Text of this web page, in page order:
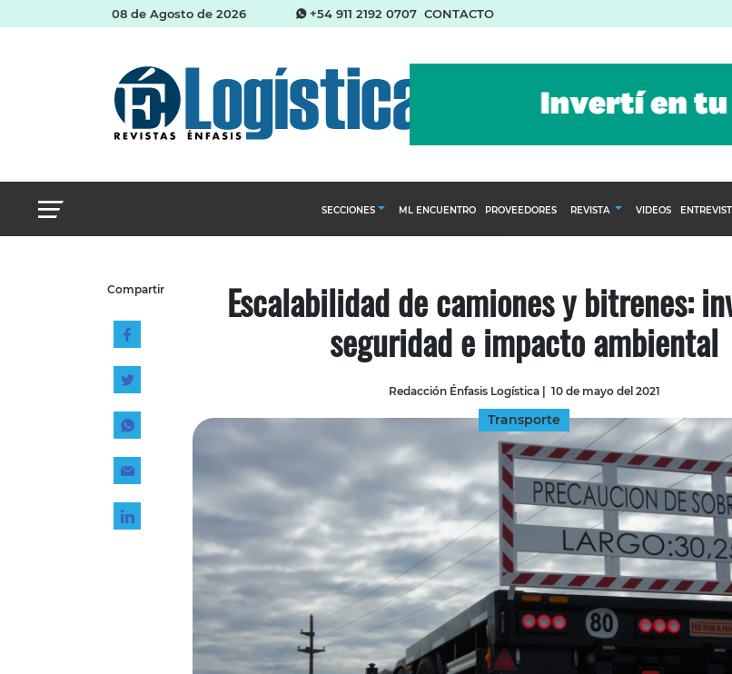
08 de Agosto de 2026 +54 911 2192 0707 CONTACTO
SECCIONES
Almacenes e inventarios
Cadena de Suministro del Agro
Logística y distribución
Management
Tecnología
ML ENCUENTRO PROVEEDORES REVISTA
INGRESAR
SUSCRÍBASE
VIDEOS
Compartir Escalabilidad de camiones y bitrenes:
seguridad e impacto ambiental
Redacción Énfasis Logística| 10 de mayo del 2021
Transporte